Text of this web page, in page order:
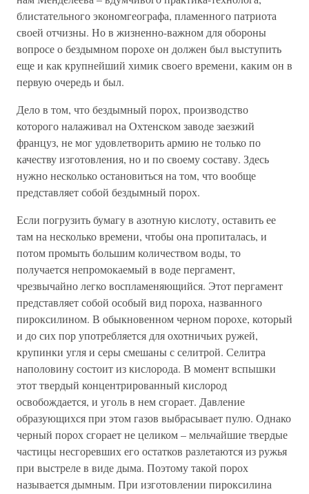
блистательного экономгеографа, пламенного патриота
своей отчизны. Но в жизненно-важном для обороны
вопросе о бездымном порохе он должен был выступить
еще и как крупнейший химик своего времени, каким он в
первую очередь и был.
Дело в том, что бездымный порох, производство
которого налаживал на Охтенском заводе заезжий
француз, не мог удовлетворить армию не только по
качеству изготовления, но и по своему составу. Здесь
нужно несколько остановиться на том, что вообще
представляет собой бездымный порох.
Если погрузить бумагу в азотную кислоту, оставить ее
там на несколько времени, чтобы она пропиталась, и
потом промыть большим количеством воды, то
получается непромокаемый в воде пергамент,
чрезвычайно легко воспламеняющийся. Этот пергамент
представляет собой особый вид пороха, названного
пироксилином. В обыкновенном черном порохе, который
и до сих пор употребляется для охотничьих ружей,
крупинки угля и серы смешаны с селитрой. Селитра
наполовину состоит из кислорода. В момент вспышки
этот твердый концентрированный кислород
освобождается, и уголь в нем сгорает. Давление
образующихся при этом газов выбрасывает пулю. Однако
черный порох сгорает не целиком – мельчайшие твердые
частицы несгоревших его остатков разлетаются из ружья
при выстреле в виде дыма. Поэтому такой порох
называется дымным. При изготовлении пироксилина